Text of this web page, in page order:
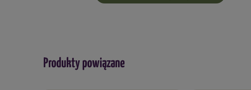
Produkty powiązane